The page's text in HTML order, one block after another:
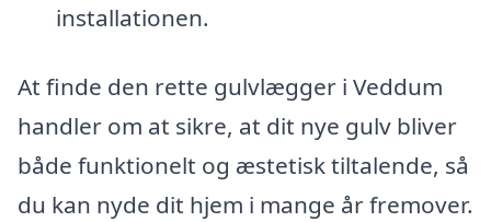
installationen.
At finde den rette gulvlægger i Veddum
handler om at sikre, at dit nye gulv bliver
både funktionelt og æstetisk tiltalende, så
du kan nyde dit hjem i mange år fremover.